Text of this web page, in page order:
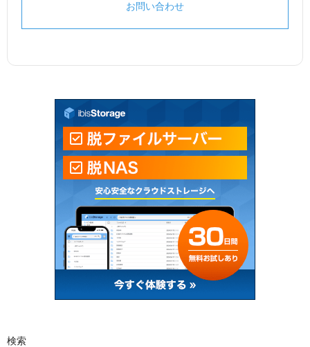
お問い合わせ
検索